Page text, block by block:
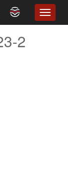
2